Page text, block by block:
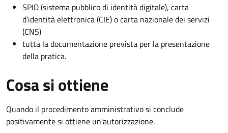
SPID (sistema pubblico di identità digitale), carta
d’identità elettronica (CIE) o carta nazionale dei servizi
(CNS)
tutta la documentazione prevista per la presentazione
della pratica.
Cosa si ottiene
Quando il procedimento amministrativo si conclude
positivamente si ottiene un'autorizzazione.